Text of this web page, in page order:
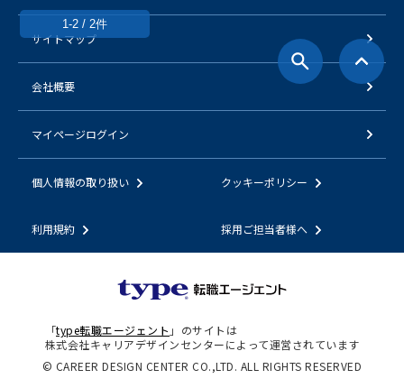
1-2 / 2件
サイトマップ
会社概要
マイページログイン
個人情報の取り扱い クッキーポリシー
利用規約 採用ご担当者様へ
「type転職エージェント 」のサイトは
株式会社キャリアデザインセンターによって運営されています
© CAREER DESIGN CENTER CO.,LTD. ALL RIGHTS RESERVED